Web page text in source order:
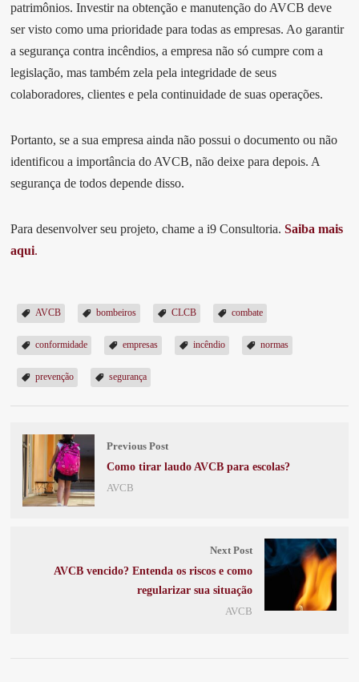
patrimônios. Investir na obtenção e manutenção do AVCB deve
ser visto como uma prioridade para todas as empresas. Ao garantir
a segurança contra incêndios, a empresa não só cumpre com a
legislação, mas também zela pela integridade de seus
colaboradores, clientes e pela continuidade de suas operações.
Portanto, se a sua empresa ainda não possui o documento ou não
identificou a importância do AVCB, não deixe para depois. A
segurança de todos depende disso.
Para desenvolver seu projeto, chame a i9 Consultoria.Saiba mais
aqui.
AVCB bombeiros CLCB combate
conformidade empresas incêndio normas
prevenção segurança
Previous Post
Como tirar laudo AVCB para escolas?
AVCB
Next Post
AVCB vencido? Entenda os riscos e como
regularizar sua situação
AVCB